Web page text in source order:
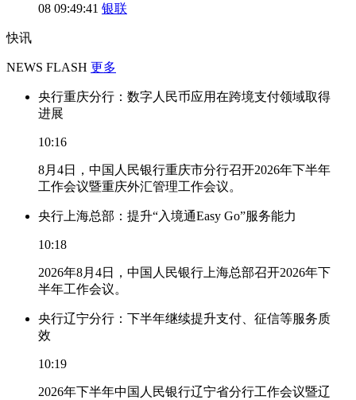
08 09:49:41 银联
快讯
NEWS FLASH 更多
央行重庆分行：数字人民币应用在跨境支付领域取得
进展
10:16
8月4日，中国人民银行重庆市分行召开2026年下半年
工作会议暨重庆外汇管理工作会议。
央行上海总部：提升“入境通Easy Go”服务能力
10:18
2026年8月4日，中国人民银行上海总部召开2026年下
半年工作会议。
央行辽宁分行：下半年继续提升支付、征信等服务质
效
10:19
2026年下半年中国人民银行辽宁省分行工作会议暨辽